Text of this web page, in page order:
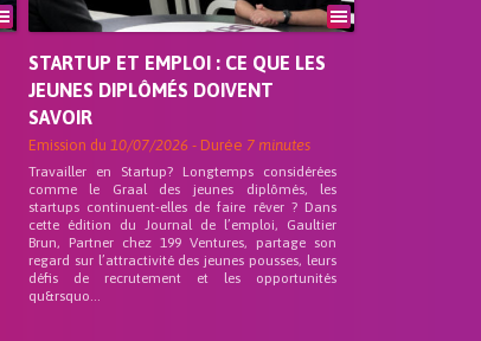
STARTUP ET EMPLOI : CE QUE LES
JEUNES DIPLÔMÉS DOIVENT
SAVOIR
Emission du 10/07/2026 - Durée 7 minutes
Travailler en Startup? Longtemps considérées
comme le Graal des jeunes diplômés, les
startups continuent-elles de faire rêver ? Dans
cette édition du Journal de l’emploi, Gaultier
Brun, Partner chez 199 Ventures, partage son
regard sur l’attractivité des jeunes pousses, leurs
défis de recrutement et les opportunités
qu&rsquo...